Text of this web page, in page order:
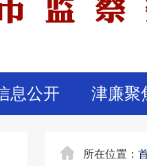
息公开 津廉聚
所在位置：